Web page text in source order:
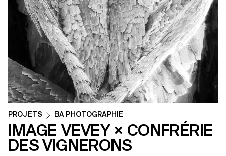
PROJETS BA PHOTOGRAPHIE
IMAGE VEVEY × CONFRÉRIE
DES VIGNERONS